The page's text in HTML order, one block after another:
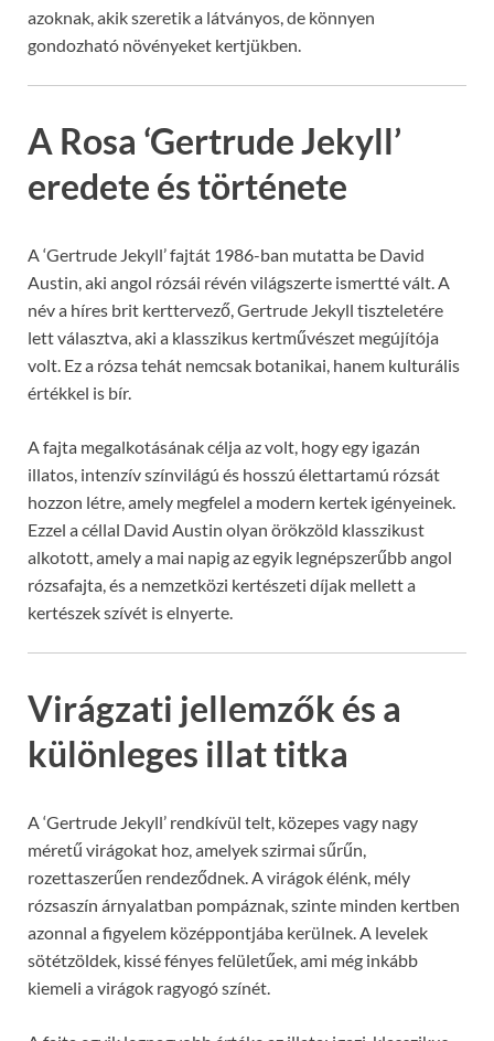
azoknak, akik szeretik a látványos, de könnyen
gondozható növényeket kertjükben.
A Rosa ‘Gertrude Jekyll’
eredete és története
A ‘Gertrude Jekyll’ fajtát 1986-ban mutatta be David
Austin, aki angol rózsái révén világszerte ismertté vált. A
név a híres brit kerttervező, Gertrude Jekyll tiszteletére
lett választva, aki a klasszikus kertművészet megújítója
volt. Ez a rózsa tehát nemcsak botanikai, hanem kulturális
értékkel is bír.
A fajta megalkotásának célja az volt, hogy egy igazán
illatos, intenzív színvilágú és hosszú élettartamú rózsát
hozzon létre, amely megfelel a modern kertek igényeinek.
Ezzel a céllal David Austin olyan örökzöld klasszikust
alkotott, amely a mai napig az egyik legnépszerűbb angol
rózsafajta, és a nemzetközi kertészeti díjak mellett a
kertészek szívét is elnyerte.
Virágzati jellemzők és a
különleges illat titka
A ‘Gertrude Jekyll’ rendkívül telt, közepes vagy nagy
méretű virágokat hoz, amelyek szirmai sűrűn,
rozettaszerűen rendeződnek. A virágok élénk, mély
rózsaszín árnyalatban pompáznak, szinte minden kertben
azonnal a figyelem középpontjába kerülnek. A levelek
sötétzöldek, kissé fényes felületűek, ami még inkább
kiemeli a virágok ragyogó színét.